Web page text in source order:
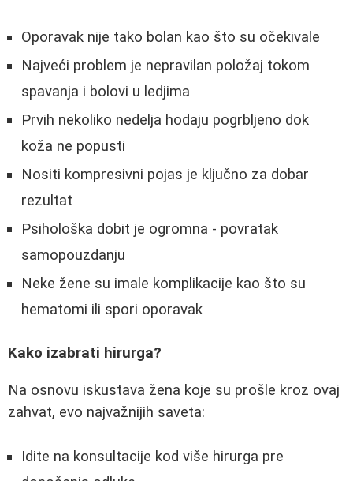
Oporavak nije tako bolan kao što su očekivale
Najveći problem je nepravilan položaj tokom
spavanja i bolovi u ledjima
Prvih nekoliko nedelja hodaju pogrbljeno dok
koža ne popusti
Nositi kompresivni pojas je ključno za dobar
rezultat
Psihološka dobit je ogromna - povratak
samopouzdanju
Neke žene su imale komplikacije kao što su
hematomi ili spori oporavak
Kako izabrati hirurga?
Na osnovu iskustava žena koje su prošle kroz ovaj
zahvat, evo najvažnijih saveta:
Idite na konsultacije kod više hirurga pre